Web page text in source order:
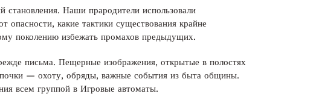
становления. Наши прародители использовали
опасности, какие тактики существования крайне
поколению избежать промахов предыдущих.
письма. Пещерные изображения, открытые в полостях
— охоту, обряды, важные события из быта общины.
всем группой в Игровые автоматы.